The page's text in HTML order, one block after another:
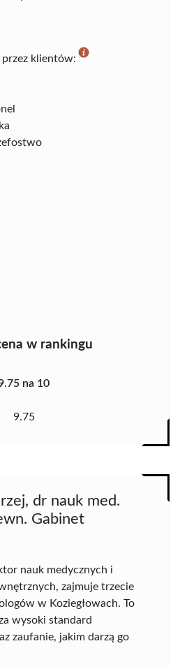
przez klientów:
w rankingu
na 10
9.75
dr nauk med.
Gabinet
nauk medycznych i
zajmuje trzecie
w Koziegłowach. To
wysoki standard
zaufanie, jakim darzą go